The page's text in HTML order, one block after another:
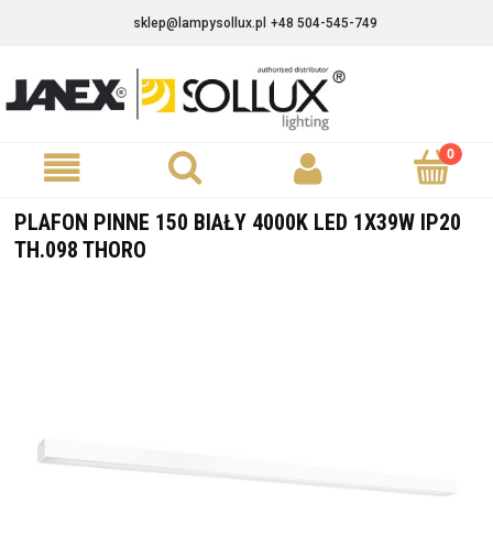
sklep@lampysollux.pl +48 504-545-749
PLAFON PINNE 150 BIAŁY 4000K LED 1X39W IP20
TH.098 THORO